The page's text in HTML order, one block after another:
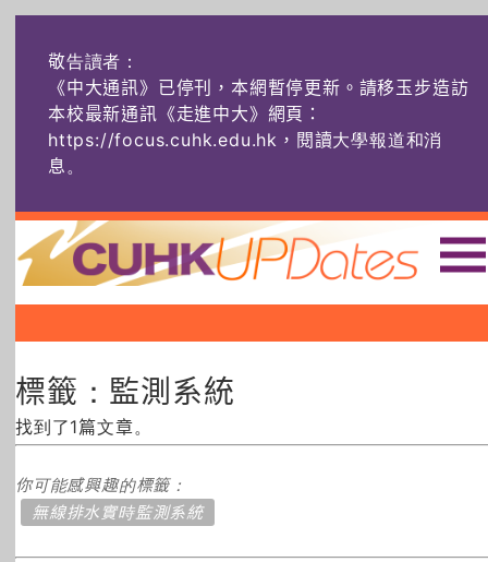
敬告讀者：
《中大通訊》已停刊，本網暫停更新。請移玉步造訪
本校最新通訊《走進中大》網頁：
https://focus.cuhk.edu.hk，閱讀大學報道和消
息。
主頁 |||
社創薈動 六物窺人
所有主題
標籤：監測系統
找到了1篇文章。
你可能感興趣的標籤：
無線排水實時監測系統